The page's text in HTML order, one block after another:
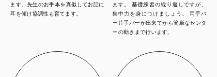
ます。先生のお手本を真似してお話に
耳を傾け協調性も育てます。
ます。 基礎練習の繰り返しですが、
集中力を身につけましょう。 両手バ
ー片手バーが出来てから簡単なセンタ
ーの動きまで行います。